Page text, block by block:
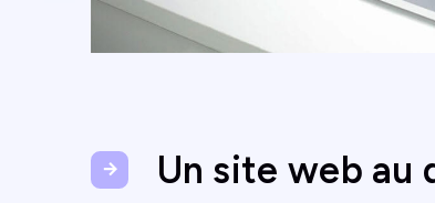
Un site web au